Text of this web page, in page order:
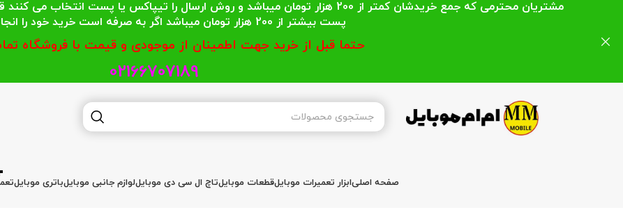
صفحه اصلیابزار تعمیرات موبایلقطعات موبایلتاچ ال سی دی موبایللوازم جانبی موبایلباتری موبایل
مشتریان محترمی که جمع خریدشان کمتر از 200 هزار تومان میباشد و روش ارسال را تیپاکس
پست بیشتر از 200 هزار تومان میباشد اگر به صرفه است خرید خود را انجام دهند.
حتما قبل از خرید جهت اطمینان از موجودی و قیمت با فروشگاه
02166707189